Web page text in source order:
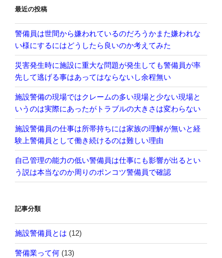
最近の投稿
警備員は世間から嫌われているのだろうかまた嫌われな
い様にするにはどうしたら良いのか考えてみた
災害発生時に施設に重大な問題が発生しても警備員が率
先して逃げる事はあってはならないし余程無い
施設警備の現場ではクレームの多い現場と少ない現場と
いうのは実際にあったがトラブルの大きさは変わらない
施設警備員の仕事は所帯持ちには家族の理解が無いと経
験上警備員として働き続けるのは難しい理由
自己管理の能力の低い警備員は仕事にも影響が出るとい
う説は本当なのか周りのポンコツ警備員で確認
記事分類
施設警備員とは (12)
警備業って何 (13)